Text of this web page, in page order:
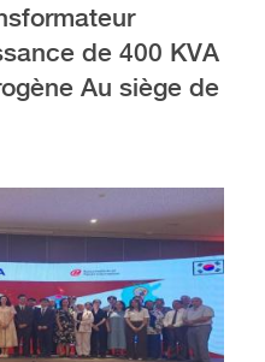
de 400 KVA
Au siège de